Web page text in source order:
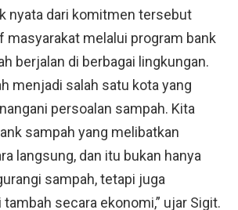
nyata dari komitmen tersebut
masyarakat melalui program bank
berjalan di berbagai lingkungan.
menjadi salah satu kota yang
persoalan sampah. Kita
sampah yang melibatkan
langsung, dan itu bukan hanya
sampah, tetapi juga
secara ekonomi,” ujar Sigit.